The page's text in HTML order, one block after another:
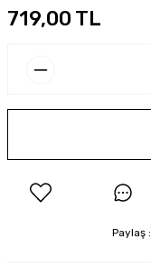
719,00 TL
Paylaş :